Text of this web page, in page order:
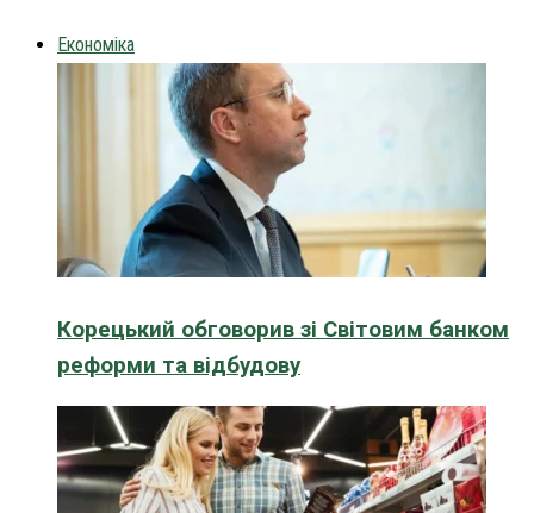
Економіка
Корецький обговорив зі Світовим банком
реформи та відбудову